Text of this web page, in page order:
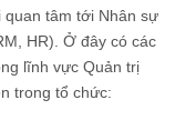
tâm tới Nhân sự
HR). Ở đây có các
lĩnh vực Quản trị
trong tổ chức: